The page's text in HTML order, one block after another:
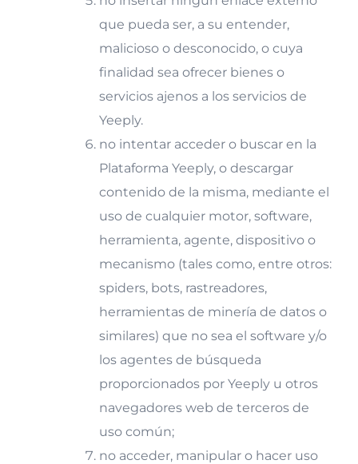
que pueda ser, a su entender,
malicioso o desconocido, o cuya
finalidad sea ofrecer bienes o
servicios ajenos a los servicios de
Yeeply.
no intentar acceder o buscar en la
Plataforma Yeeply, o descargar
contenido de la misma, mediante el
uso de cualquier motor, software,
herramienta, agente, dispositivo o
mecanismo (tales como, entre otros:
spiders, bots, rastreadores,
herramientas de minería de datos o
similares) que no sea el software y/o
los agentes de búsqueda
proporcionados por Yeeply u otros
navegadores web de terceros de
uso común;
no acceder, manipular o hacer uso